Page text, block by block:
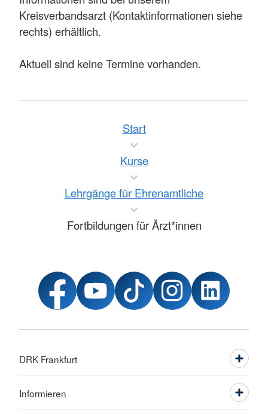
Kreisverbandsarzt (Kontaktinformationen siehe
rechts) erhältlich.
Aktuell sind keine Termine vorhanden.
Start
Kurse
Lehrgänge für Ehrenamtliche
Fortbildungen für Ärzt*innen
DRK Frankfurt
Informieren